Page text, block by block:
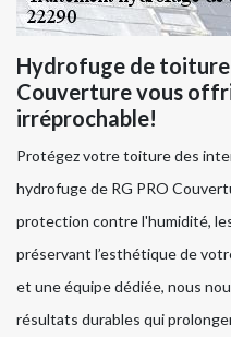
Hydrofuge de
Couverture vous
irréprochable!
Protégez votre toiture des
hydrofuge de RG PRO
protection contre l'humidité,
préservant l’esthétique de
et une équipe dédiée, nous
résultats durables qui